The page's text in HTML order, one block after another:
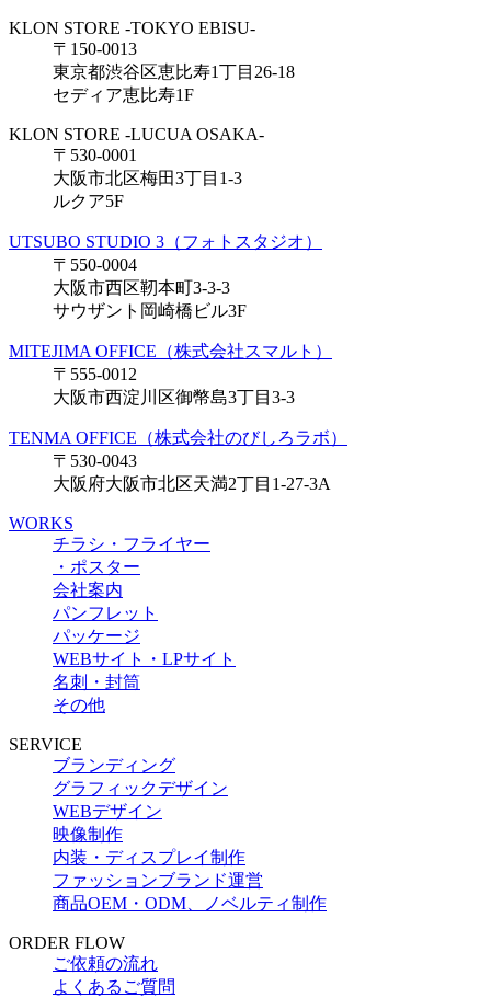
KLON STORE -TOKYO EBISU-
〒150-0013
東京都渋谷区恵比寿1丁目26-18
セディア恵比寿1F
KLON STORE -LUCUA OSAKA-
〒530-0001
大阪市北区梅田3丁目1-3
ルクア5F
UTSUBO STUDIO 3（フォトスタジオ）
〒550-0004
大阪市西区靭本町3-3-3
サウザント岡崎橋ビル3F
MITEJIMA OFFICE（株式会社スマルト）
〒555-0012
大阪市西淀川区御幣島3丁目3-3
TENMA OFFICE（株式会社のびしろラボ）
〒530-0043
大阪府大阪市北区天満2丁目1-27-3A
WORKS
チラシ・フライヤー
・ポスター
会社案内
パンフレット
パッケージ
WEBサイト・LPサイト
名刺・封筒
その他
SERVICE
ブランディング
グラフィックデザイン
WEBデザイン
映像制作
内装・ディスプレイ制作
ファッションブランド運営
商品OEM・ODM、ノベルティ制作
ORDER FLOW
ご依頼の流れ
よくあるご質問